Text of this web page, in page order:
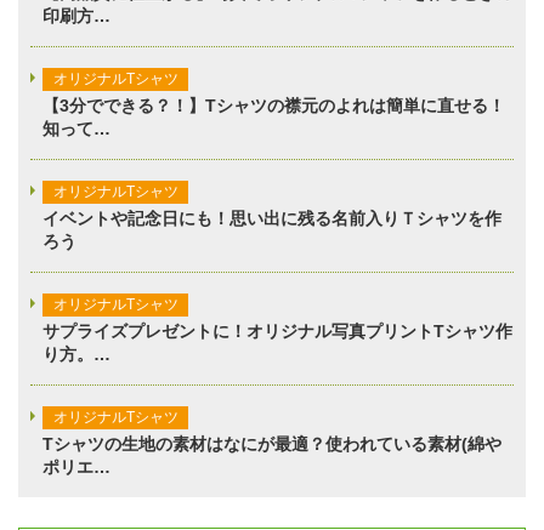
印刷方…
オリジナルTシャツ
【3分でできる？！】Tシャツの襟元のよれは簡単に直せる！
知って…
オリジナルTシャツ
イベントや記念日にも！思い出に残る名前入りＴシャツを作
ろう
オリジナルTシャツ
サプライズプレゼントに！オリジナル写真プリントTシャツ作
り方。…
オリジナルTシャツ
Tシャツの生地の素材はなにが最適？使われている素材(綿や
ポリエ…